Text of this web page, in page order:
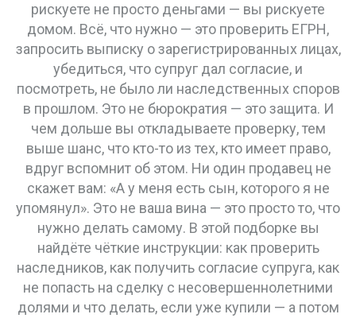
рискуете не просто деньгами — вы рискуете
домом. Всё, что нужно — это проверить ЕГРН,
запросить выписку о зарегистрированных лицах,
убедиться, что супруг дал согласие, и
посмотреть, не было ли наследственных споров
в прошлом. Это не бюрократия — это защита. И
чем дольше вы откладываете проверку, тем
выше шанс, что кто-то из тех, кто имеет право,
вдруг вспомнит об этом. Ни один продавец не
скажет вам: «А у меня есть сын, которого я не
упомянул». Это не ваша вина — это просто то, что
нужно делать самому. В этой подборке вы
найдёте чёткие инструкции: как проверить
наследников, как получить согласие супруга, как
не попасть на сделку с несовершеннолетними
долями и что делать, если уже купили — а потом